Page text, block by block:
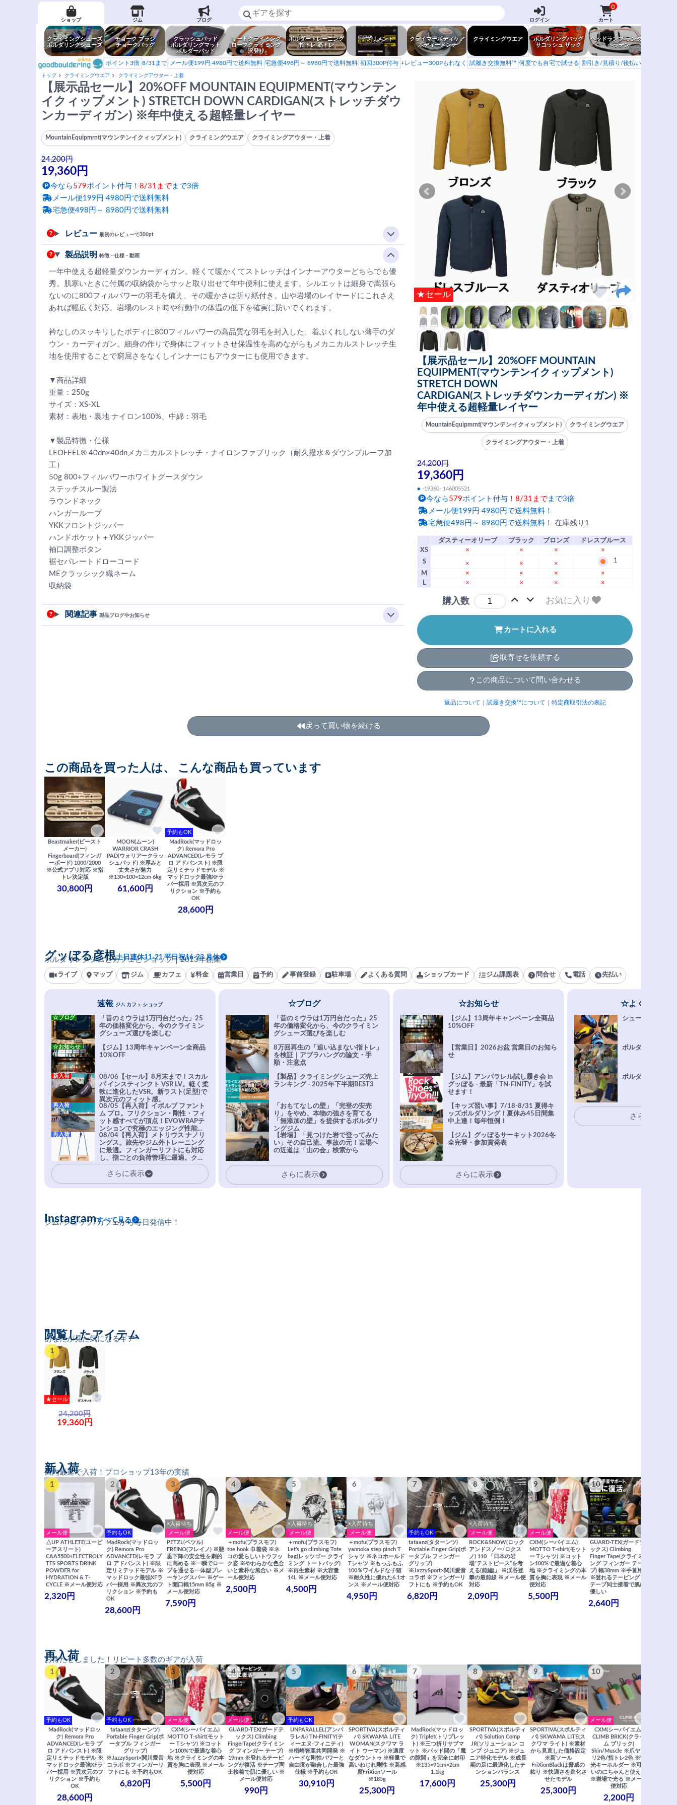
ショップ ジム ブログ ログイン
0
カート
クライミングシューズ
ボルダリングシューズ
チョーク ブラシ
チョークバッグ
クラッシュパッド
ボルダリングマット
ボルダーパッド
リードクライミング
ロープクライミング
沢登り
ボルダートレーニング
指トレ 筋トレ
サプリメント
クライマーボディケア
ボディーメンテ
クライミングウエア
ボルダリングバッグ
サコッシュ ザック
ヘッドランプ ランタン
ヘッデン
ポイント3倍 8/31まで メール便199円 4980円で送料無料 宅急便498円～ 8980円で送料無料 初回300P付与 +レビュー300Pもれなく 試履き交換無料™ 何度でも自宅で試せる 割引き/見積り/後払い
トップ クライミングウエア クライミングアウター・上着
★セール
【展示品セール】20%OFF MOUNTAIN
EQUIPMENT(マウンテンイクィップメント)
STRETCH DOWN
CARDIGAN(ストレッチダウンカーディガン) ※
年中使える超軽量レイヤー
MountainEquipmrnt(マウンテンイクィップメント) クライミングウエア
クライミングアウター・上着
24,200円
19,360円
● -19360- 146005521
今なら 579ポイント付与！ 8/31まで まで3倍
メール便199円 4980円で送料無料！
宅急便498円～ 8980円で送料無料！ 在庫残り1
ダスティーオリーブ ブラック ブロンズ
ドレスブルース
XS
× × ×
×
S
× × × 1
M × × ×
×
L
× × × ×
購入数 お気に入り
カートに入れる
取寄せを依頼する
この商品について問い合わせる
返品について 試履き交換™について 特定商取引法の表記
【展示品セール】20%OFF MOUNTAIN EQUIPMENT(マウンテン
イクィップメント) STRETCH DOWN CARDIGAN(ストレッチダウ
ンカーディガン) ※年中使える超軽量レイヤー
MountainEquipmrnt(マウンテンイクィップメント) クライミングウエア クライミングアウター・上着
24,200円
19,360円
今なら 579ポイント付与！ 8/31まで まで3倍
メール便199円 4980円で送料無料
宅急便498円～ 8980円で送料無料
レビュー 最初のレビューで300pt
製品説明 特徴・仕様・動画
一年中使える超軽量ダウンカーディガン。軽くて暖かくてストレッチはインナーアウターどちらでも優
秀。肌寒いときに付属の収納袋からサッと取り出せて年中便利に使えます。シルエットは細身で嵩張ら
ないのに800フィルパワーの羽毛を備え、その暖かさは折り紙付き。山や岩場のレイヤードにこれさえ
あれば幅広く対応。岩場のレスト時や行動中の体温の低下を確実に防いでくれます。
衿なしのスッキリしたボディに800フィルパワーの高品質な羽毛を封入した、着ぶくれしない薄手のダ
ウン・カーディガン。細身の作りで身体にフィットさせ保温性を高めながらもメカニカルストレッチ生
地を使用することで窮屈さをなくしインナーにもアウターにも使用できます。
▼商品詳細
重量：250g
サイズ：XS-XL
素材：表地・裏地 ナイロン100%、中綿：羽毛
▼製品特徴・仕様
LEOFEEL® 40dn×40dnメカニカルストレッチ・ナイロンファブリック（耐久撥水＆ダウンプルーフ加
工）
50g 800+フィルパワーホワイトグースダウン
ステッチスルー製法
ラウンドネック
ハンガーループ
YKKフロントジッパー
ハンドポケット＋YKKジッパー
袖口調整ボタン
裾セパレートドローコード
MEクラッシック織ネーム
収納袋
関連記事 製品ブログやお知らせ
戻って買い物を続ける
この商品を買った人は、 こんな商品も買っています
Beastmaker(ビースト
メーカー)
Fingerboard(フィンガ
ーボード) 1000/2000
※公式アプリ対応 ※指
トレ決定版
30,800円
MOON(ムーン)
WARRIOR CRASH
PAD(ウォリアークラッ
シュパッド) ※厚みと
丈夫さが魅力
※130×100×12cm 6kg
61,600円
予約もOK
MadRock(マッドロッ
ク) Remora Pro
ADVANCED(レモラ プ
ロ アドバンスト) ※限
定リミテッドモデル ※
マッドロック最強XFラ
バー採用 ※異次元のフ
リクション ※予約も
OK
28,600円
ボルダリングジムとカフェとショップ｜2013年創業
グッぼる彦根土日連休11-21 平日祝16-23 月休
ライブ マップ ジム カフェ 料金 営業日 予約 事前登録 駐車場 よくある質問 ショップカード ジム課題表 問合せ 電話 先払い
速報 ジム カフェ ショップ
「昔のミウラは1万円台だった」25
年の価格変化から、今のクライミン
グシューズ選びを楽しむ
☆ブログ
【ジム】13周年キャンペーン全商品
10%OFF
☆お知らせ
08/06【セール】8月末まで！スカル
パ インスティンクト VSR LV。軽く柔
軟に進化したVSR。新ラスト(足型)で
異次元のフィット感。
新入荷
08/05【再入荷】イボルブ ファント
ム プロ。フリクション・剛性・フィ
ット感すべてが頂点！EVOWRAPテ
ンションで究極のエッジング性能を
実現。進化系ラバーEvo-74はTRAX
を凌駕する粘着力で極小ホールドに
安心感。
再入荷
08/04【再入荷】メトリウス ナノリ
ングス。旅先やジム外トレーニング
に最適。フィンガーリフトにも対応
し、指ごとの負荷管理に最適。クラ
イマーの指を本気で鍛えるギア。
再入荷
さらに表示
☆ブログ
「昔のミウラは1万円台だった」25
年の価格変化から、今のクライミン
グシューズ選びを楽しむ
8万回再生の「追い込まない指トレ」
を検証｜アブラハングの論文・手
順・注意点
【製品】クライミングシューズ売上
ランキング - 2025年下半期BEST3
「おもてなしの壁」「完登の安売
り」をやめ、本物の強さを育てる
「無添加の壁」を提供するボルダリ
ングジム
【岩場】「見つけた岩で登ってみた
い」その自己流、事故の元！岩場へ
の近道は「山の会」検索から
さらに表示
☆お知らせ
【ジム】13周年キャンペーン全商品
10%OFF
【営業日】2026お盆 営業日のお知ら
せ
【ジム】アンパラレル試し履き会 in
グッぼる - 最新「TN-FINITY」を試
せます！
【キッズ習い事】7/18-8/31 夏得キ
ッズボルダリング！夏休み45日間集
中上達！毎年恒例！
【ジム】グッぼるサーキット2026冬
全完登・参加賞発表
さらに表示
☆よくある質
シューズ選びFAQ
ボルダリング上達
ボルダリングトレ
さらに表示
ジム/ショップ/カフェから毎日発信中！
Instagramすべて見る
あなたが見た気になるギア
閲覧したアイテム
1
★セール
24,200円
19,360円
国内最速で入荷！プロショップ13年の実績
新入荷
1
メール便
△UP ATHLETE(ユーピ
ーアスリート)
CAA5500+ELECTROLY
TES SPORTS DRINK
POWDER for
HYDRATION & T-
CYCLE ※メール便対応
2,320円
2
予約もOK
MadRock(マッドロッ
ク) Remora Pro
ADVANCED(レモラ プ
ロ アドバンスト) ※限
定リミテッドモデル ※
マッドロック最強XFラ
バー採用 ※異次元のフ
リクション ※予約も
OK
28,600円
3
×入荷待ち
メール便
PETZL(ペツル)
FREINO(フレイノ) ※懸
垂下降の安全性を劇的
に高める ※一瞬でロー
プを通せる一体型ブレ
ーキングスパー ※ゲー
ト開口幅15mm 85g ※
メール便対応
7,590円
4
メール便
＋mofu(プラスモフ)
toe hook 巾着袋 ※ネ
コの愛らしいトウフッ
ク姿 ※やわらかな色合
いと素朴な風合い ※メ
ール便対応
2,500円
5
×入荷待ち
メール便
＋mofu(プラスモフ)
Let's go climbing Tote
bag(レッツゴー クライ
ミング トートバッグ)
※再生素材 ※大容量
14L ※メール便対応
4,500円
6
×入荷待ち
メール便
＋mofu(プラスモフ)
yannoka step pinch T
シャツ ※ネコホールド
Tシャツ ※もっふもふ
100％ワイルドな子猫
※耐久性に優れた6.1オ
ンス ※メール便対応
4,950円
7
予約もOK
tataanz(タターンツ)
Portable Finger Grip(ポ
ータブル フィンガー
グリップ)
※JazzySport×関川愛音
コラボ ※フィンガーリ
フトにも ※予約もOK
6,820円
8
×入荷待ち
メール便
ROCK&SNOW(ロック
アンドスノー/ロクス
ノ) 110 「日本の岩
場“テストピース”を考
える(前編)」 ※渓谷登
攀の最前線 ※メール便
対応
2,090円
9
メール便
CXM(シーバイエム)
MOTTO T-shirt(モット
ー Tシャツ) ※コット
ン100%で最適な着心
地 ※クライミングの本
質を胸に表現 ※メール
便対応
5,500円
10
GUARD-TEX(ガードテ
ックス) Climbing
Finger Tape(クライミ
ング フィンガー テー
プ) 幅38mm ※手首用
※登れるテーピング ※
テープ同士接着で肌に
優しい
2,640円
お待たせしました！リピート多数のギアが入荷
再入荷
1
予約もOK
MadRock(マッドロッ
ク) Remora Pro
ADVANCED(レモラ プ
ロ アドバンスト) ※限
定リミテッドモデル ※
マッドロック最強XFラ
バー採用 ※異次元のフ
リクション ※予約も
OK
28,600円
2
予約もOK
tataanz(タターンツ)
Portable Finger Grip(ポ
ータブル フィンガー
グリップ)
※JazzySport×関川愛音
コラボ ※フィンガーリ
フトにも ※予約もOK
6,820円
3
メール便
CXM(シーバイエム)
MOTTO T-shirt(モット
ー Tシャツ) ※コット
ン100%で最適な着心
地 ※クライミングの本
質を胸に表現 ※メール
便対応
5,500円
4
メール便
GUARD-TEX(ガードテ
ックス) Climbing
FingerTape(クライミン
グ フィンガー テープ)
19mm ※登れるテーピ
ングが復活 ※テープ同
士接着で肌に優しい ※
メール便対応
990円
5
予約もOK
UNPARALLEL(アンパ
ラレル) TN-FINITY(テ
ィーエヌ-フィニティ)
※楢崎智亜共同開発 ※
ハードな剛性パワーと
自由度が融合した最強
仕様 ※予約もOK
30,910円
6
SPORTIVA(スポルティ
バ) SKWAMA LITE
WOMAN(スクワマ ラ
イト ウーマン) ※適度
なダウントゥ ※軽量で
高いねじれ剛性 ※高感
度FriXionソール
※185g
25,300円
7
MadRock(マッドロッ
ク) Triplet(トリプレッ
ト) ※三つ折りサブマ
ット ※パッド間の「魔
の隙間」を完全に封印
※135×91cm×2cm
1.1kg
17,600円
8
SPORTIVA(スポルティ
バ) Solution Comp
JR(ソリューション コ
ンプ ジュニア) ※ジュ
ニア特化モデル ※成長
期の足に最適化したテ
ンションバランス
25,300円
9
SPORTIVA(スポルティ
バ) SKWAMA LITE(ス
クワマ ライト) ※素材
から見直した価格設定
※新ソール
FriXionBlackは脅威の
粘り ※快適さを進化さ
せたモデル
25,300円
10
メール便
CXM(シーバイエム)
CLIMB BRICK(クライ
ム ブリック)
Skin/Muscle ※爪ヤス
リ2色/指トレ2色 ※蓄
光キーホルダー ※可愛
いのにちゃんと使える
※岩場で光る ※メール
便対応
2,200円